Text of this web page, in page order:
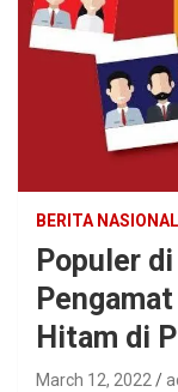
BERITA NASIONAL
Populer
Hitam di
March 12, 2022